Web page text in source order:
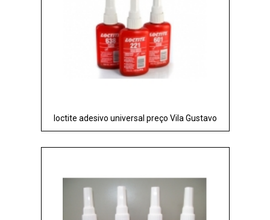
loctite adesivo universal preço Vila Gustavo